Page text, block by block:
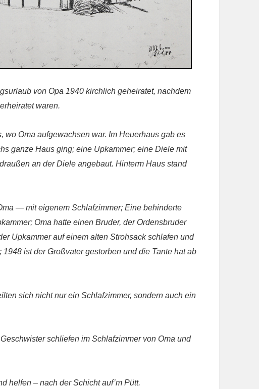
von Opa 1940 kirchlich geheiratet, nachdem
waren.
wo Oma aufgewachsen war. Im Heuerhaus gab es
ganze Haus ging; eine Upkammer; eine Diele mit
an der Diele angebaut. Hinterm Haus stand
— mit eigenem Schlafzimmer; Eine behinderte
Oma hatte einen Bruder, der Ordensbruder
Upkammer auf einem alten Strohsack schlafen und
ist der Großvater gestorben und die Tante hat ab
sich nicht nur ein Schlafzimmer, sondern auch ein
schliefen im Schlafzimmer von Oma und
helfen – nach der Schicht auf’m Pütt.